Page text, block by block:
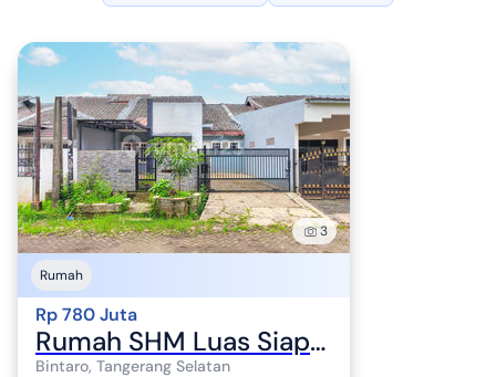
3
Rumah
Rp 780 Juta
Rumah SHM Luas Siap KPR 15 Mnt ke Gerbang Tol Pinang J-24311
Bintaro, Tangerang Selatan